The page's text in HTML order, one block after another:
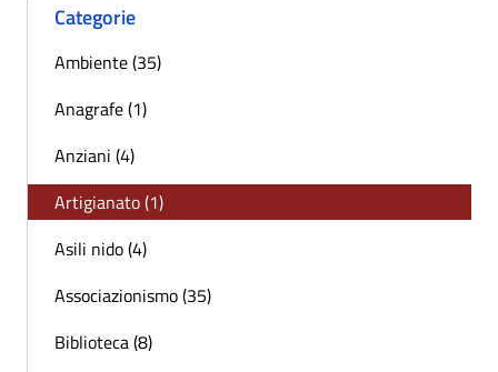
Categorie
Ambiente (35)
Anagrafe (1)
Anziani (4)
Artigianato (1)
Asili nido (4)
Associazionismo (35)
Biblioteca (8)